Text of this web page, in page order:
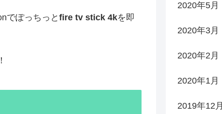
でぽっちっと fire tv stick 4kを即
2020年5月
2020年3月
2020年2月
2020年1月
2019年12月